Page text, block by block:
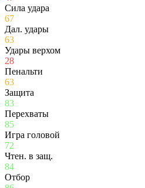
Сила удара
67
Дал. удары
63
Удары верхом
28
Пенальти
63
Защита
83
Перехваты
85
Игра головой
72
Чтен. в защ.
84
Отбор